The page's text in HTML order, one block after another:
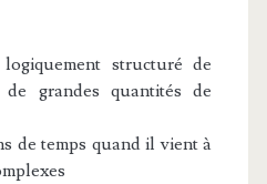
structuré de
grandes quantités de
de temps quand il vient à